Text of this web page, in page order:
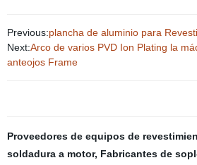
Previous:plancha de aluminio para
Next:Arco de varios PVD Ion Plating la
anteojos Frame
Proveedores de equipos de
soldadura a motor, Fabricantes de